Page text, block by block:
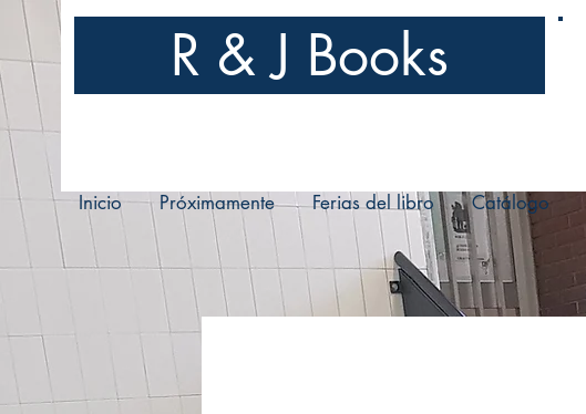
R & J Books
Inicio Próximamente Ferias del libro Catálogo